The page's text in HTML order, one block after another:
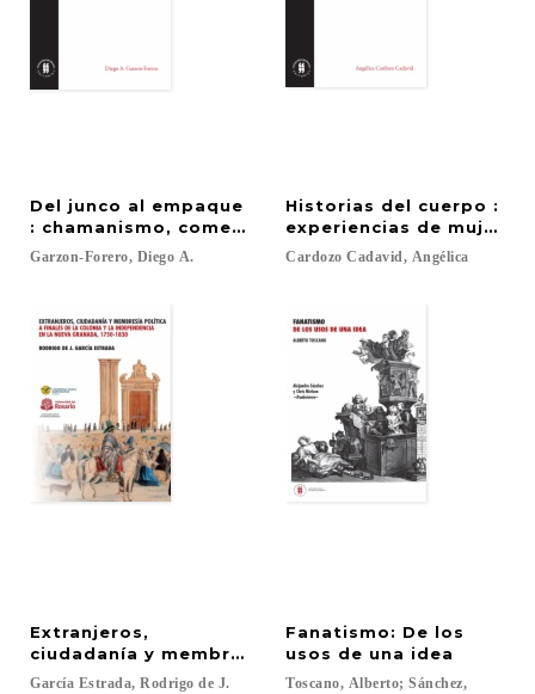
Del junco al empaque
: chamanismo, comercialización y regulaciones
Garzon-Forero, Diego A.
Historias del cuerpo :
experiencias de
Cardozo Cadavid, Angélica
Extranjeros,
ciudadanía y membresía política a finales de la
García Estrada, Rodrigo de J.
Fanatismo: De los
usos de una idea
Toscano, Alberto; Sánchez,